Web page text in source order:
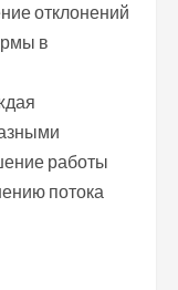
отклонений
в
работы
потока